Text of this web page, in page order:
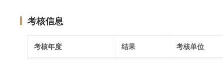
考核信息
考核年度 结果 考核单位